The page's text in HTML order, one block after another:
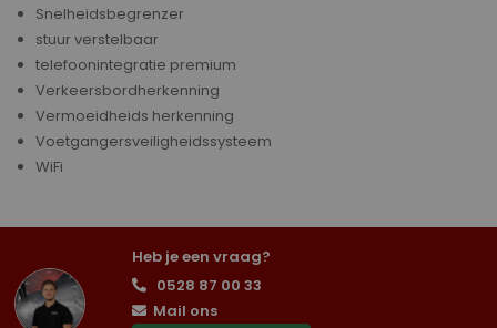
Snelheidsbegrenzer
stuur verstelbaar
telefoonintegratie premium
Verkeersbordherkenning
Vermoeidheids herkenning
Voetgangersveiligheidssysteem
WiFi
Heb je een vraag?
0528 87 00 33
Mail ons